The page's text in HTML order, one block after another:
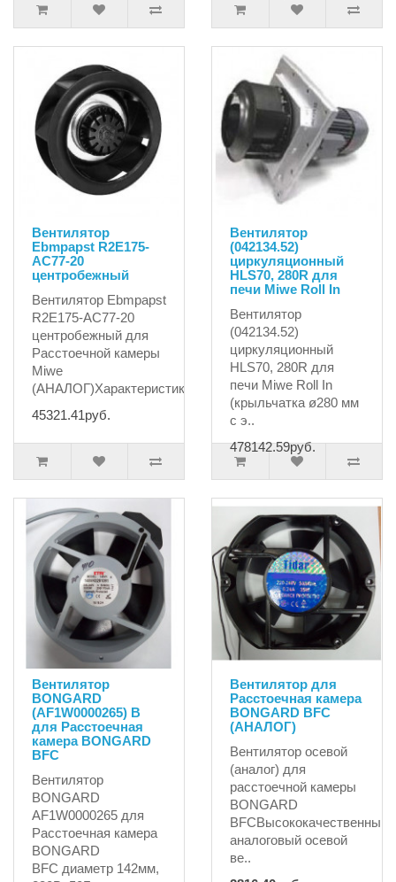
Вентилятор
Ebmpapst R2E175-
AC77-20
центробежный
Вентилятор Ebmpapst
R2E175-AC77-20
центробежный для
Расстоечной камeры
Miwe
(АНАЛОГ)ХарактеристикиПо..
45321.41руб.
Вентилятор
(042134.52)
циркуляционный
HLS70, 280R для
печи Miwe Roll In
Вентилятор
(042134.52)
циркуляционный
HLS70, 280R для
печи Miwe Roll In
(крыльчатка ø280 мм
с э..
478142.59руб.
Вентилятор
BONGARD
(AF1W0000265) B
для Расстоечная
камера BONGARD
BFC
Вентилятор
BONGARD
AF1W0000265 для
Расстоечная камера
BONGARD
BFC диаметр 142мм,
Вентилятор для
Расстоечная камера
BONGARD BFC
(АНАЛОГ)
Вентилятор осевой
(аналог) для
расстоечной камеры
BONGARD
BFCВысококачественный
аналоговый осевой
ве..